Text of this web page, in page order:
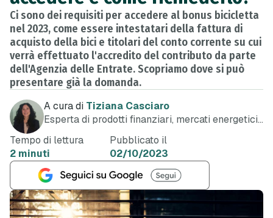
Ci sono dei requisiti per accedere al bonus bicicletta
nel 2023, come essere intestatari della fattura di
acquisto della bici e titolari del conto corrente su cui
verrà effettuato l'accredito del contributo da parte
dell'Agenzia delle Entrate. Scopriamo dove si può
presentare già la domanda.
A cura di Tiziana Casciaro
Esperta di prodotti finanziari, mercati energetici
Tempo di lettura
2 minuti
Pubblicato il
02/10/2023